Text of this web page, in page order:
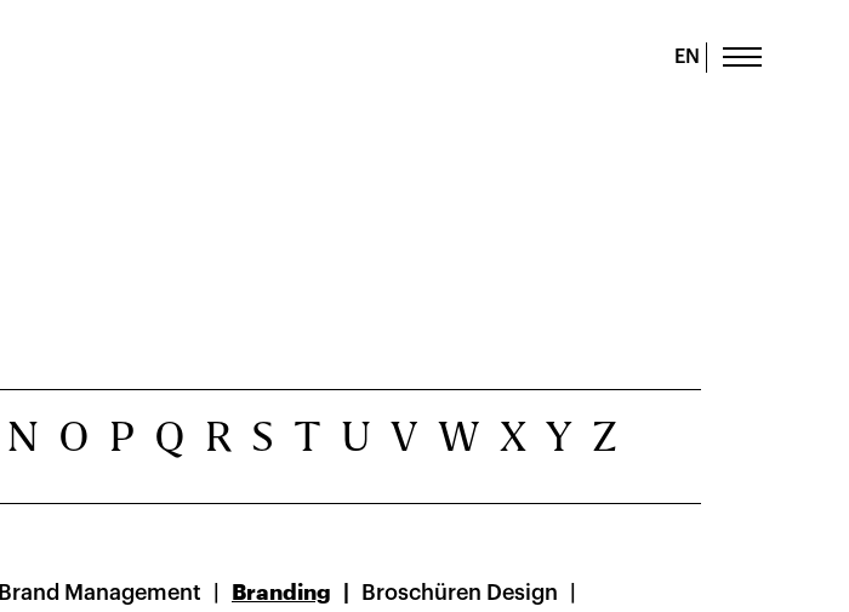
EN
N O P Q R S T U V W X Y Z
Brand Management Branding
Broschüren Design